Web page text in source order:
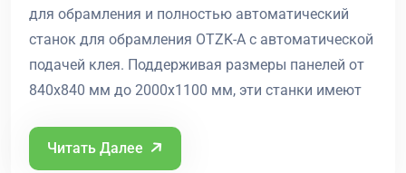
для обрамления и полностью автоматический
станок для обрамления OTZK-A с автоматической
подачей клея. Поддерживая размеры панелей от
840x840 мм до 2000x1100 мм, эти станки имеют
Читать Далее